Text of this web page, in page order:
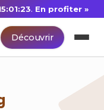
. En profiter »
Découvrir